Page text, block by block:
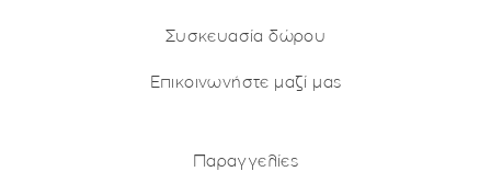
Συσκευασία δώρου
Επικοινωνήστε μαζί μας
Παραγγελίες